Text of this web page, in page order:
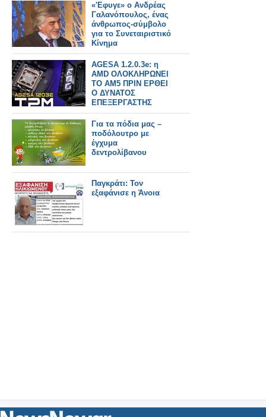
«'Εφυγε» ο Ανδρέας
Γαλανόπουλος, ένας
άνθρωπος-σύμβολο
για το Συνεταιριστικό
Κίνημα
AGESA 1.2.0.3e: η
AMD ΟΛΟΚΛΗΡΩΝΕΙ
ΤΟ AM5 ΠΡΙΝ ΕΡΘΕΙ
Ο ΔΥΝΑΤΟΣ
ΕΠΕΞΕΡΓΑΣΤΗΣ
Ryzen 7 9700F
Για τα πόδια μας –
ποδόλουτρο με
έγχυμα
δεντρολίβανου
Παγκράτι: Τον
εξαφάνισε η Άνοια